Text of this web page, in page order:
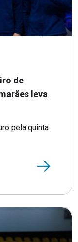
de
leva
pela quinta